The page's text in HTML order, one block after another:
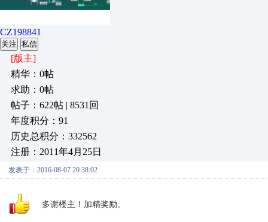
CZ198841
关注 私信
[版主]
精华：0帖
求助：0帖
帖子：622帖 | 8531回
年度积分：91
历史总积分：332562
注册：2011年4月25日
发表于：2016-08-07 20:38:02
多谢楼主！加精奖励。